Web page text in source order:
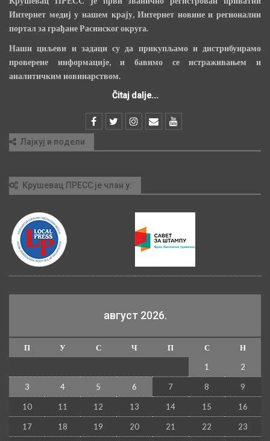
Интернет медиј у нашем крају, Интернет новине и регионални
портал за грађане Расинског округа.
Наши циљеви и задаци су да прикупљамо и дистрибуирамо
проверене информације, и бавимо се истраживањем и
аналитичким новинарством.
Čitaj dalje...
Лајкуј и подели
Крушевац ПРЕСС је члан у:
август 2026.
П У С Ч П С
Н
1
2
3 4 5 6 7 8 9
10 11 12 13 14 15 16
17 18 19 20 21 22 23